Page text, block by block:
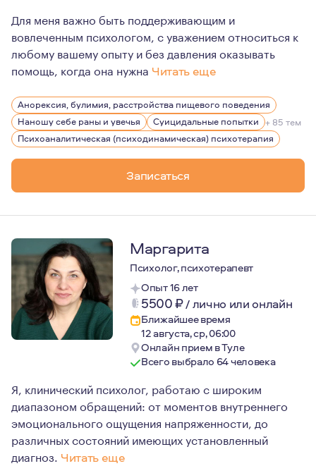
Для меня важно быть поддерживающим и
вовлеченным психологом, с уважением относиться к
любому вашему опыту и без давления оказывать
помощь, когда она нужна Читать еще
Мой личный опыт терапии показал мне, как работа с
Анорексия, булимия, расстройства пищевого поведения
Наношу себе раны и увечья
Суицидальные попытки + 85 тем
Психоаналитическая (психодинамическая) психотерапия
Записаться
Маргарита
Психолог, психотерапевт
Опыт 16 лет
5500₽/лично или онлайн
Ближайшее время
12 августа, ср, 06:00
Онлайн прием в Туле
Всего выбрало 64 человека
Я, клинический психолог, работаю с широким
диапазоном обращений: от моментов внутреннего
эмоционального ощущения напряженности, до
различных состояний имеющих установленный
диагноз. Читать еще